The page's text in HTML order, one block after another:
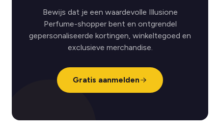
Bewijs dat je een waardevolle Illusione
Perfume-shopper bent en ontgrendel
gepersonaliseerde kortingen, winkeltegoed en
exclusieve merchandise.
Gratis aanmelden